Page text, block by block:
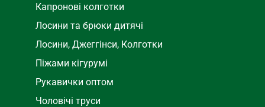
Капронові колготки
Лосини та брюки дитячі
Лосини, Джеггінси, Колготки
Піжами кігурумі
Рукавички оптом
Чоловічі труси